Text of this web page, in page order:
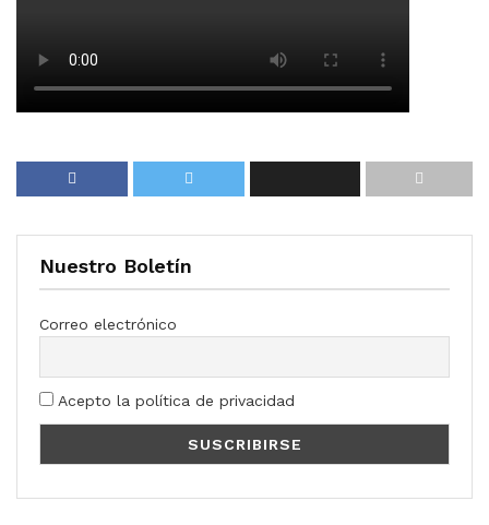
Nuestro Boletín
Correo electrónico
Acepto la política de privacidad